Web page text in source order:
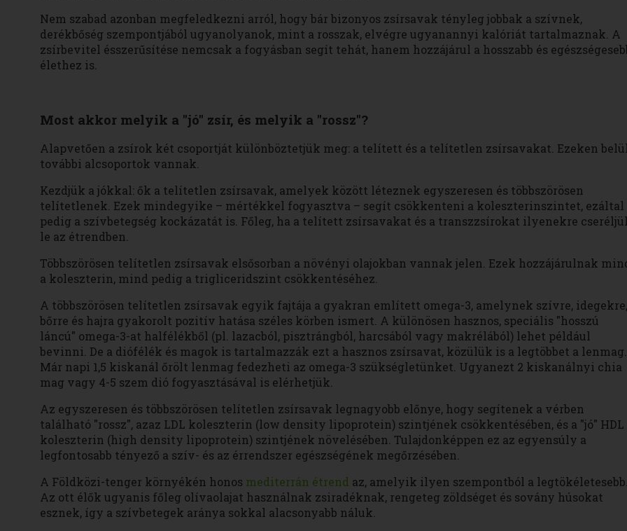
Nem szabad azonban megfeledkezni arról, hogy bár bizonyos zsírsavak tényleg jobbak a szívnek,
derékbőség szempontjából ugyanolyanok, mint a rosszak, elvégre ugyanannyi kalóriát tartalmaznak. A
zsírbevitel ésszerűsítése nemcsak a fogyásban segít tehát, hanem hozzájárul a hosszabb és
élethez is.
Most akkor melyik a "jó" zsír, és melyik a "rossz"?
Alapvetően a zsírok két csoportját különböztetjük meg: a telített és a telítetlen zsírsavakat. Ezeken belül
további alcsoportok vannak.
Kezdjük a jókkal: ők a telítetlen zsírsavak, amelyek között léteznek egyszeresen és többszörösen
telítetlenek. Ezek mindegyike – mértékkel fogyasztva – segít csökkenteni a koleszterinszintet, ezáltal
pedig a szívbetegség kockázatát is. Főleg, ha a telített zsírsavakat és a transzzsírokat ilyenekre
le az étrendben.
Többszörösen telítetlen zsírsavak elsősorban a növényi olajokban vannak jelen. Ezek hozzájárulnak
a koleszterin, mind pedig a trigliceridszint csökkentéséhez.
A többszörösen telítetlen zsírsavak egyik fajtája a gyakran említett omega-3, amelynek szívre, idegekre,
bőrre és hajra gyakorolt pozitív hatása széles körben ismert. A különösen hasznos, speciális "hosszú
láncú" omega-3-at halfélékből (pl. lazacból, pisztrángból, harcsából vagy makrélából) lehet például
bevinni. De a diófélék és magok is tartalmazzák ezt a hasznos zsírsavat, közülük is a legtöbbet a lenmag.
Már napi 1,5 kiskanál őrölt lenmag fedezheti az omega-3 szükségletünket. Ugyanezt 2 kiskanálnyi chia
mag vagy 4-5 szem dió fogyasztásával is elérhetjük.
Az egyszeresen és többszörösen telítetlen zsírsavak legnagyobb előnye, hogy segítenek a vérben
található "rossz", azaz LDL koleszterin (low density lipoprotein) szintjének csökkentésében, és a "jó" HDL
koleszterin (high density lipoprotein) szintjének növelésében. Tulajdonképpen ez az egyensúly a
legfontosabb tényező a szív- és az érrendszer egészségének megőrzésében.
A Földközi-tenger környékén honos mediterrán étrend az, amelyik ilyen szempontból a legtökéletesebb.
Az ott élők ugyanis főleg olívaolajat használnak zsiradéknak, rengeteg zöldséget és sovány húsokat
esznek, így a szívbetegek aránya sokkal alacsonyabb náluk.